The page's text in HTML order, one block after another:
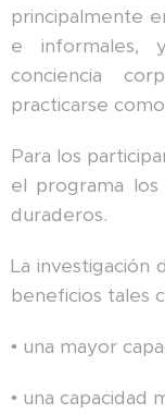
principalmente
e informales,
conciencia
practicarse
Para los
el programa
duraderos.
La investigación
beneficios tales
• una mayor
• una capacidad